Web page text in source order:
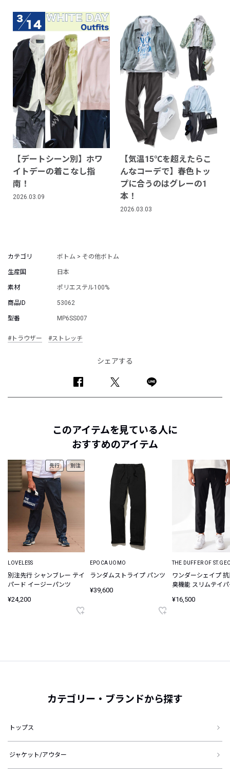
【デートシーン別】ホワ
イトデーの着こなし指
南！
2026.03.09
【気温15℃を超えたらこ
んなコーデで】春色トッ
プに合うのはグレーの1
本！
2026.03.03
カテゴリ ボトム > その他ボトム
生産国 日本
素材 ポリエステル100%
商品ID 53062
型番 MP6SS007
#トラウザー #ストレッチ
シェアする
このアイテムを見ている人に
おすすめのアイテム
先行 別注
LOVELESS
別注先行 シャンブレー テイ
パード イージーパンツ
¥24,200
EPOCA UOMO
ランダムストライプ パンツ
¥39,600
THE DUFFER OF
ワンダーシェイプ
臭機能 スリムテイ
¥16,500
カテゴリー・ブランドから探す
トップス
ジャケット/アウター